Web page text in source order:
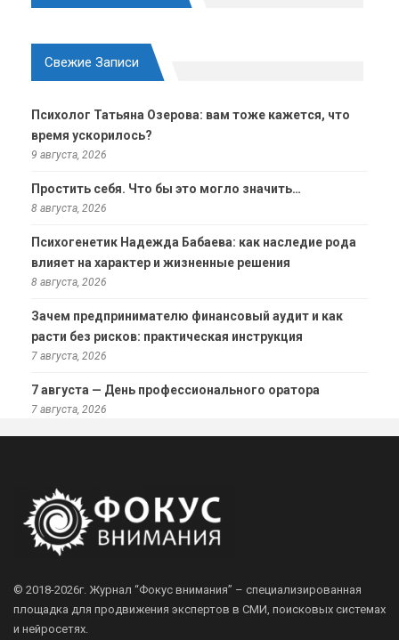
Свежие Записи
Психолог Татьяна Озерова: вам тоже кажется, что
время ускорилось?
9 августа, 2026
Простить себя. Что бы это могло значить…
8 августа, 2026
Психогенетик Надежда Бабаева: как наследие рода
влияет на характер и жизненные решения
8 августа, 2026
Зачем предпринимателю финансовый аудит и как
расти без рисков: практическая инструкция
7 августа, 2026
7 августа — День профессионального оратора
7 августа, 2026
© 2018-2026г. Журнал “Фокус внимания” – специализированная
площадка для продвижения экспертов в СМИ, поисковых системах
и нейросетях.